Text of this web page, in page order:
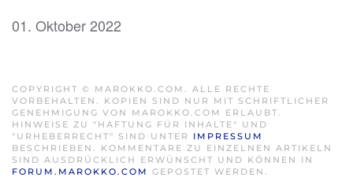
01. Oktober 2022
COPYRIGHT © MAROKKO.COM. ALLE RECHTE
VORBEHALTEN. KOPIEN SIND NUR MIT SCHRIFTLICHER
GENEHMIGUNG VON MAROKKO.COM ERLAUBT.
HINWEISE ZU "HAFTUNG FÜR INHALTE" UND
"URHEBERRECHT" SIND UNTER IMPRESSUM
BESCHRIEBEN. KOMMENTARE ZU EINZELNEN ARTIKELN
SIND AUSDRÜCKLICH ERWÜNSCHT UND KÖNNEN IN
FORUM.MAROKKO.COM GEPOSTET WERDEN.